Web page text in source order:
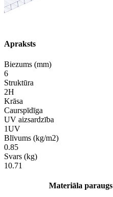
Apraksts
Biezums (mm)
6
Struktūra
2H
Krāsa
Caurspīdīga
UV aizsardzība
1UV
Blīvums (kg/m2)
0.85
Svars (kg)
10.71
Materiāla paraugs